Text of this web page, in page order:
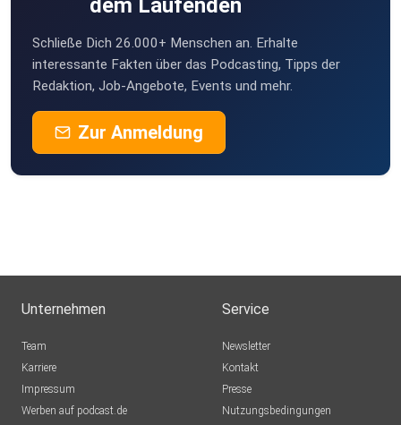
dem Laufenden
Schließe Dich 26.000+ Menschen an. Erhalte
interessante Fakten über das Podcasting, Tipps der
Redaktion, Job-Angebote, Events und mehr.
Zur Anmeldung
Unternehmen
Team
Karriere
Impressum
Werben auf podcast.de
Service
Newsletter
Kontakt
Presse
Nutzungsbedingungen